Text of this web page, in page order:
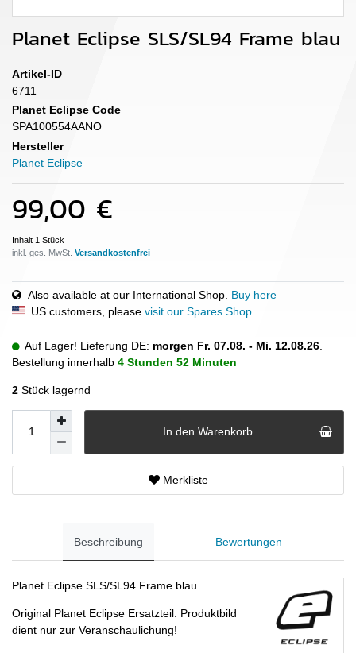
Planet Eclipse SLS/SL94 Frame blau
Artikel-ID
6711
Planet Eclipse Code
SPA100554AANO
Hersteller
Planet Eclipse
99,00 €
Inhalt 1 Stück
inkl. ges. MwSt.
Also available at our International Shop. Buy here
US customers, please visit our Spares Shop
Auf Lager! Lieferung DE: morgen Fr. 07.08. - Mi. 12.08.26
Bestellung innerhalb 4 Stunden 52 Minuten
2 Stück lagernd
In den Warenkorb
Merkliste
Beschreibung Bewertungen
Planet Eclipse SLS/SL94 Frame blau
Original Planet Eclipse Ersatzteil. Produktbild
dient nur zur Veranschaulichung!